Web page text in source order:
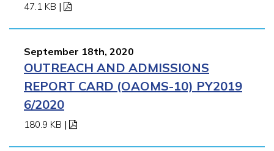
47.1 KB |
September 18th, 2020
OUTREACH AND ADMISSIONS
REPORT CARD (OAOMS-10) PY2019
6/2020
180.9 KB |